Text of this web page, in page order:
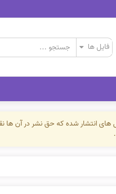
های انتشار شده که حق نشر در آن